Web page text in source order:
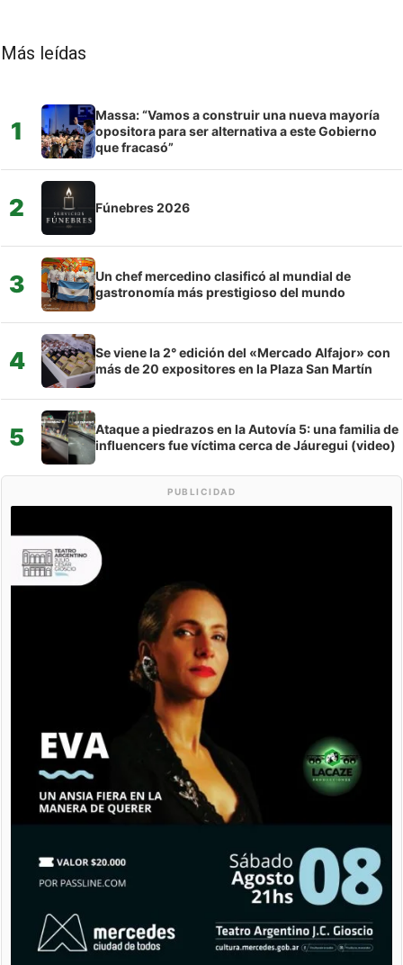
Más leídas
1
Massa: “Vamos a construir una nueva mayoría
opositora para ser alternativa a este Gobierno
que fracasó”
2 Fúnebres 2026
3
Un chef mercedino clasificó al mundial de
gastronomía más prestigioso del mundo
4
Se viene la 2° edición del «Mercado Alfajor» con
más de 20 expositores en la Plaza San Martín
5
Ataque a piedrazos en la Autovía 5: una familia de
influencers fue víctima cerca de Jáuregui (video)
PUBLICIDAD